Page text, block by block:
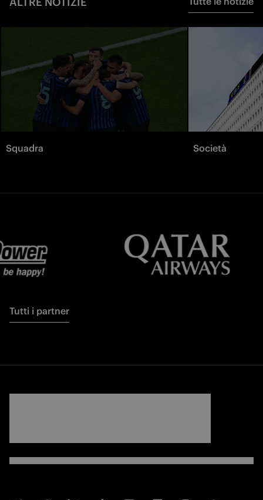
Squadra Società
Tutti i partner